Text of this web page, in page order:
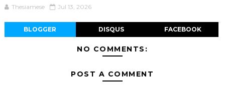
Thesiamese Jul 13, 2026
BLOGGER DISQUS FACEBOOK
NO COMMENTS:
POST A COMMENT